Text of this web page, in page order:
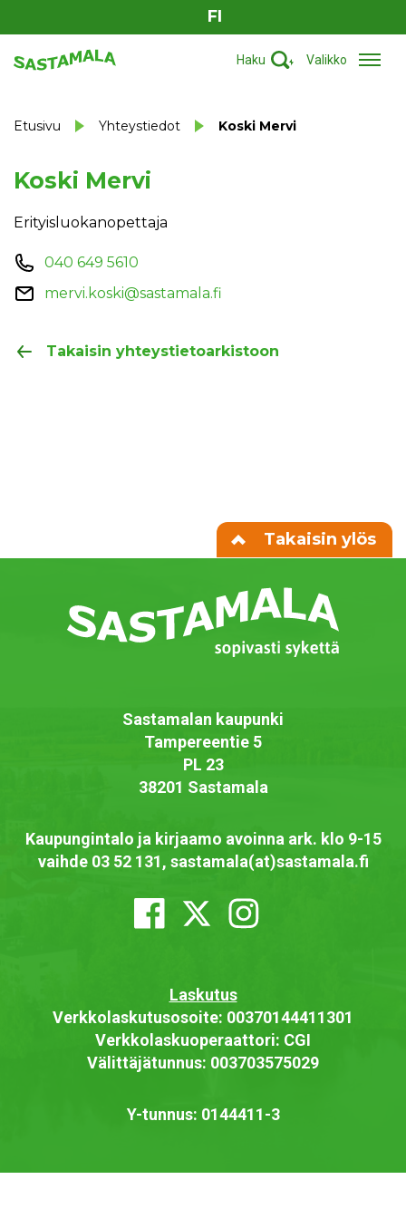
FI
Haku Valikko
Etusivu Yhteystiedot Koski Mervi
Koski Mervi
Erityisluokanopettaja
040 649 5610
mervi.koski@sastamala.fi
Takaisin yhteystietoarkistoon
Takaisin ylös
Sastamalan kaupunki
Tampereentie 5
PL 23
38201 Sastamala
Kaupungintalo ja kirjaamo avoinna ark. klo 9-15
vaihde 03 52 131, sastamala(at)sastamala.fi
Laskutus
Verkkolaskutusosoite: 00370144411301
Verkkolaskuoperaattori: CGI
Välittäjätunnus: 003703575029
Y-tunnus: 0144411-3